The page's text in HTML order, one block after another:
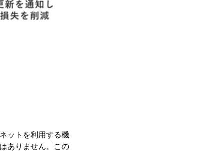
ットを利用する機
ありません。この